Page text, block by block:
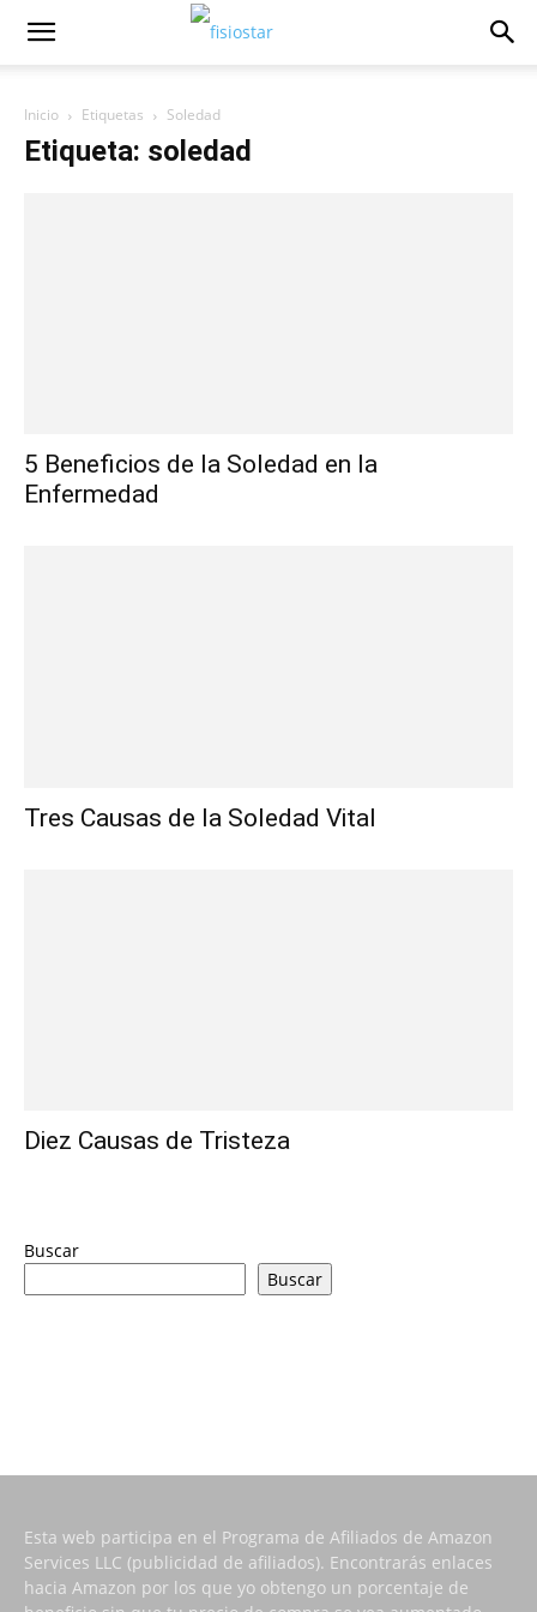
Inicio Etiquetas Soledad
Etiqueta: soledad
5 Beneficios de la Soledad en la
Enfermedad
Tres Causas de la Soledad Vital
Diez Causas de Tristeza
Buscar
Buscar
Esta web participa en el Programa de Afiliados de Amazon
Services LLC (publicidad de afiliados). Encontrarás enlaces
hacia Amazon por los que yo obtengo un porcentaje de